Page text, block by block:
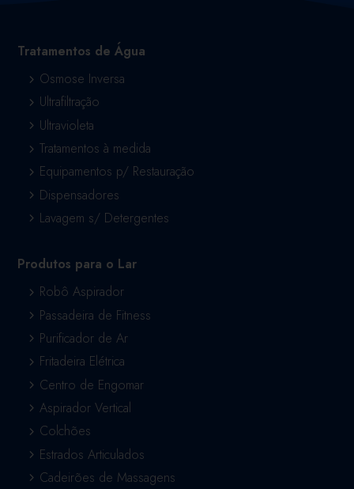
Tratamentos de Água
Osmose Inversa
Ultrafiltração
Ultravioleta
Tratamentos à medida
Equipamentos p/ Restauração
Dispensadores
Lavagem s/ Detergentes
Produtos para o Lar
Robô Aspirador
Passadeira de Fitness
Purificador de Ar
Fritadeira Elétrica
Centro de Engomar
Aspirador Vertical
Colchões
Estrados Articulados
Cadeirões de Massagens